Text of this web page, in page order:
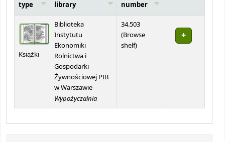
type
library
number
Książki
Biblioteka
Instytutu
Ekonomiki
Rolnictwa i
Gospodarki
Żywnościowej PIB
w Warszawie
Wypożyczalnia
34.503
(Browse
shelf(Opens below)
)